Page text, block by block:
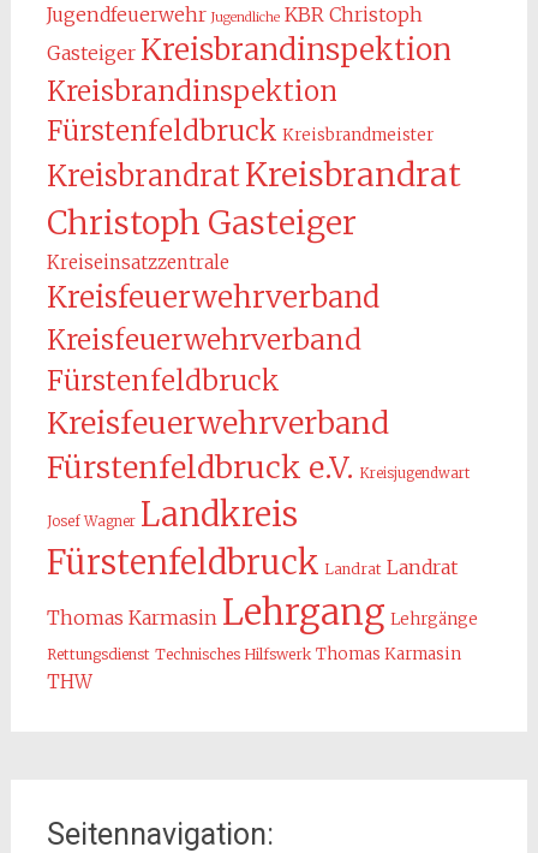
Jugendfeuerwehr Jugendliche KBR Christoph
Gasteiger Kreisbrandinspektion
Kreisbrandinspektion
Fürstenfeldbruck Kreisbrandmeister
KreisbrandratKreisbrandrat
Christoph Gasteiger
Kreiseinsatzzentrale
Kreisfeuerwehrverband
Kreisfeuerwehrverband
Fürstenfeldbruck
Kreisfeuerwehrverband
Fürstenfeldbruck e.V. Kreisjugendwart
Josef Wagner Landkreis
Fürstenfeldbruck Landrat Landrat
Thomas Karmasin Lehrgang Lehrgänge
Rettungsdienst Technisches Hilfswerk Thomas Karmasin
THW
Seitennavigation: